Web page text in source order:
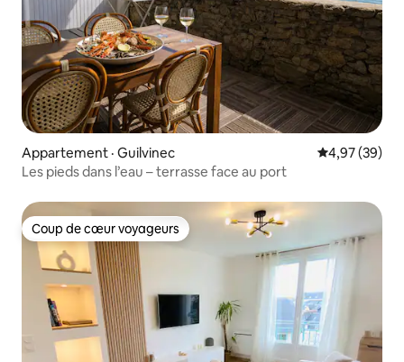
Appartement · Guilvinec Note
4,97 (39)
Les pieds dans l’eau – terrasse face au port
Coup de cœur voyageurs
Coup de cœur voyageurs